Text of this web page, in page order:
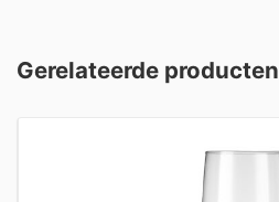
Gerelateerde producten